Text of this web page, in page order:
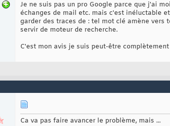
Je ne suis pas un pro Google parce que j'ai
échanges de mail etc. mais c'est inéluctable
garder des traces de : tel mot clé amène vers
servir de moteur de recherche.
C'est mon avis je suis peut-être
Ca va pas faire avancer le problème, mais ...